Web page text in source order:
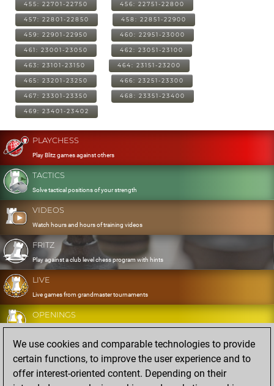
455: 22701-22750 456: 22751-22800
457: 22801-22850 458: 22851-22900
459: 22901-22950 460: 22951-23000
461: 23001-23050 462: 23051-23100
463: 23101-23150 464: 23151-23200
465: 23201-23250 466: 23251-23300
467: 23301-23350 468: 23351-23400
469: 23401-23402
PLAYCHESS
Play Blitz games against others
TACTICS
Solve tactical positions of your strength
VIDEOS
Watch hours and hours of training videos
FRITZ
Play against a club level chess program with hints
LIVE
Live games from grandmaster tournaments
OPENINGS
Develop and exercise your openings
DATABASE
Eight million strong games
We use cookies and comparable technologies to provide
certain functions, to improve the user experience and to
offer interest-oriented content. Depending on their